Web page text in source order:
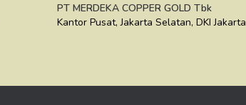
PT MERDEKA COPPER GOLD Tbk
Kantor Pusat, Jakarta Selatan, DKI Jakarta